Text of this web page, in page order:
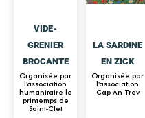
VIDE-
GRENIER
BROCANTE
Organisée par
l'association
humanitaire le
printemps de
Saint-Clet
LA SARDINE
EN ZICK
Organisée par
l'association
Cap An Trev